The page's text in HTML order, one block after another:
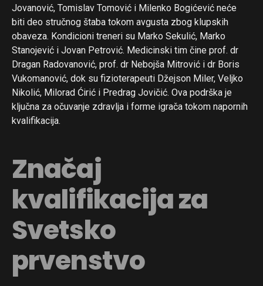
Jovanović, Tomislav Tomović i Milenko Bogićević neće
biti deo stručnog štaba tokom avgusta zbog klupskih
obaveza. Kondicioni treneri su Marko Sekulić, Marko
Stanojević i Jovan Petrović. Medicinski tim čine prof. dr
Dragan Radovanović, prof. dr Nebojša Mitrović i dr Boris
Vukomanović, dok su fizioterapeuti Džejson Miler, Veljko
Nikolić, Milorad Ćirić i Predrag Jovičić. Ova podrška je
ključna za očuvanje zdravlja i forme igrača tokom napornih
kvalifikacija.
Značaj
kvalifikacija za
Svetsko
prvenstvo